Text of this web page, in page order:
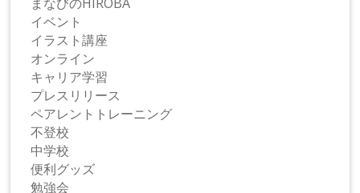
イベント
イラスト講座
オンライン
キャリア学習
プレスリリース
ペアレントトレーニング
不登校
中学校
便利グッズ
勉強会